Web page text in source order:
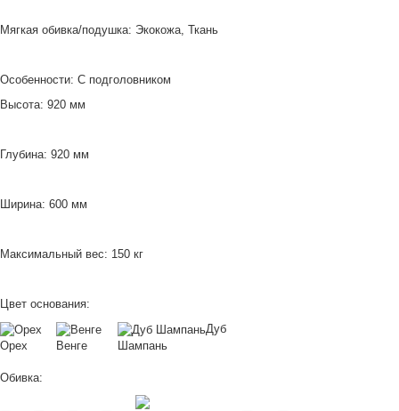
Мягкая обивка/подушка: Экокожа, Ткань
Особенности: С подголовником
Высота: 920 мм
Глубина: 920 мм
Ширина: 600 мм
Максимальный вес: 150 кг
Цвет основания:
Орех Венге
Дуб
Шампань
Обивка: